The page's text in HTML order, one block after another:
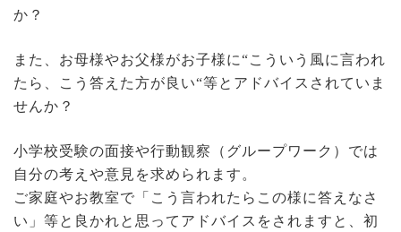
か？
また、お母様やお父様がお子様に“こういう風に言われ
たら、こう答えた方が良い“等とアドバイスされていま
せんか？
小学校受験の面接や行動観察（グループワーク）では
自分の考えや意見を求められます。
ご家庭やお教室で「こう言われたらこの様に答えなさ
い」等と良かれと思ってアドバイスをされますと、初